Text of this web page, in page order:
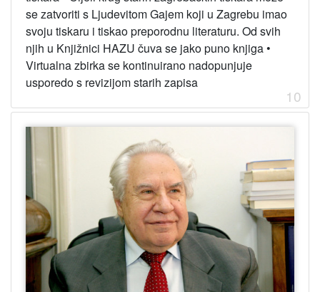
se zatvoriti s Ljudevitom Gajem koji u Zagrebu imao
svoju tiskaru i tiskao preporodnu literaturu. Od svih
njih u Knjižnici HAZU čuva se jako puno knjiga •
Virtualna zbirka se kontinuirano nadopunjuje
usporedo s revizijom starih zapisa
10